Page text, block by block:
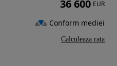
36 600 EUR
Conform mediei
Calculeaza rata